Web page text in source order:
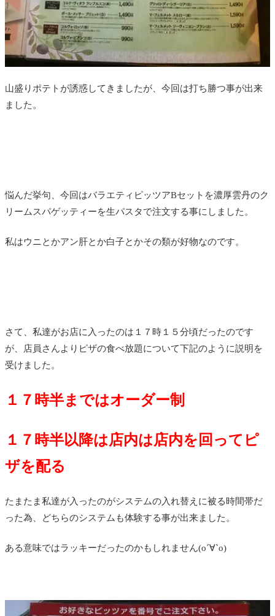
山盛りポテトが誘惑してきましたが、今回は打ち勝つ事が出来
ました。
悩んだ挙句、今回はバラエティピッツアBセットを濃厚雲丹のク
リームスパゲッティーを生パスタで注文する事にしました。
私はウニとかアン肝とか白子とかその類が好物なのです。
さて、私達がお店に入ったのは１７時１５分頃だったのです
が、店員さんよりピザの食べ放題について下記のように説明を
受けました。
１７時半まではオーダー制
１７時半以降は店内は店内を回ってピ
ザを配る
たまたま私達が入ったのがシステムの入れ替えに被る時間帯だ
った為、どちらのシステムも体験する事が出来ました。
ある意味ではラッキーだったのかもしれません(о´∀`о)